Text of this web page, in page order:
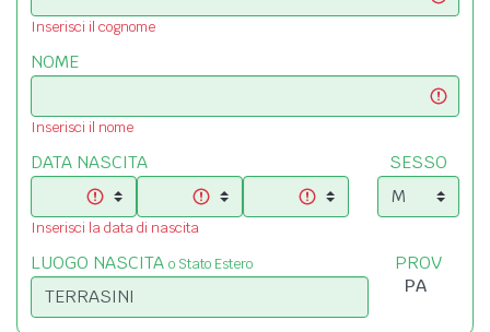
Inserisci il cognome
NOME
Inserisci il nome
DATA NASCITA
Inserisci la data di nascita
SESSO
LUOGO NASCITA o Stato Estero PROV